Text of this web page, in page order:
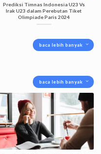
Prediksi Timnas Indonesia U23 Vs
Irak U23 dalam Perebutan Tiket
Olimpiade Paris 2024
baca lebih banyak
baca lebih banyak